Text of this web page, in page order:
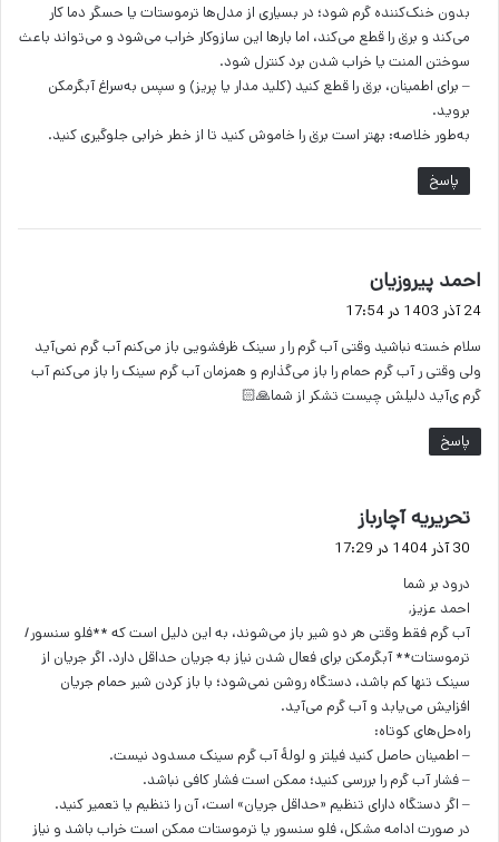
بدون خنک‌کننده گرم شود؛ در بسیاری از مدل‌ها ترموستات یا حسگر دما کار
می‌کند و برق را قطع می‌کند، اما بارها این سازوکار خراب می‌شود و می‌تواند باعث
سوختن المنت یا خراب شدن برد کنترل شود.
– برای اطمینان، برق را قطع کنید (کلید مدار یا پریز) و سپس به‌سراغ آبگرمکن
بروید.
به‌طور خلاصه: بهتر است برق را خاموش کنید تا از خطر خرابی جلوگیری کنید.
پاسخ
احمد پیروزیان
ف
:
24 آذر 1403 در 17:54
سلام خسته نباشید وقتی آب گرم را ر سینک ظرفشویی باز می‌کنم آب گرم نمی‌آید
ولی وقتی ر آب گرم حمام را باز می‌گذارم و همزمان آب گرم سینک را باز می‌کنم آب
گرم ی‌آید دلیلش چیست تشکر از شما🙏🏻
پاسخ
تحریریه آچارباز
ف
30 آذر 1404 در 17:29
درود بر شما
احمد عزیز,
آب گرم فقط وقتی هر دو شیر باز می‌شوند، به این دلیل است که **فلو سنسور/
ترموستات** آبگرمکن برای فعال شدن نیاز به جریان حداقل دارد. اگر جریان از
سینک تنها کم باشد، دستگاه روشن نمی‌شود؛ با باز کردن شیر حمام جریان
افزایش می‌یابد و آب گرم می‌آید.
راه‌حل‌های کوتاه:
– اطمینان حاصل کنید فیلتر و لولهٔ آب گرم سینک مسدود نیست.
– فشار آب گرم را بررسی کنید؛ ممکن است فشار کافی نباشد.
– اگر دستگاه دارای تنظیم «حداقل جریان» است، آن را تنظیم یا تعمیر کنید.
در صورت ادامه مشکل، فلو سنسور یا ترموستات ممکن است خراب باشد و نیاز